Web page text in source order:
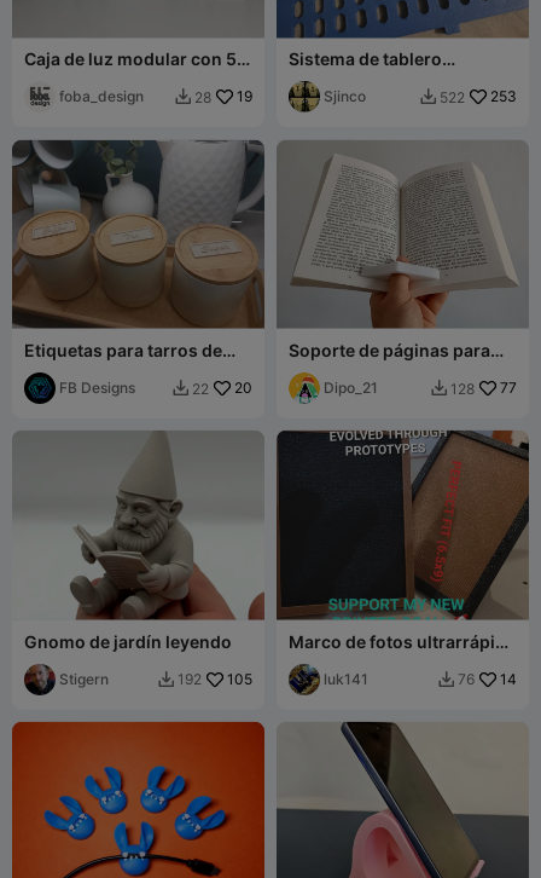
Caja de luz modular con 52
foba_design  28 19
Sistema de tablero
perforado modular v1.0
Sjinco  522 253
Etiquetas para tarros de
café, té y azúcar
FB Designs  22 20
Soporte de páginas para
libro con pulgar – Ayuda
para la lectura a una mano
Dipo_21  128 77
Gnomo de jardín leyendo
Stigern  192 105
Marco de fotos ultrarrápido
para billetera (6.5x9) –
Modular y ecológico
luk141  76 14